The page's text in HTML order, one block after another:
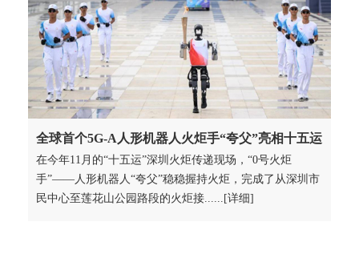
全球首个5G-A人形机器人火炬手“夸父”亮相十五运
在今年11月的“十五运”深圳火炬传递现场，“0号火炬
手”——人形机器人“夸父”稳稳握持火炬，完成了从深圳市
民中心至莲花山公园路段的火炬接......[详细]